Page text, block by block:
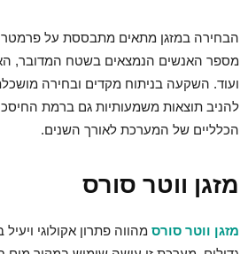
הבחירה במזגן מתאים מתבססת על
מספר האנשים הנמצאים בשטח המדובר,
ועוד. השקעה בניתוח מקדים ובחירה
להניב תוצאות משמעותיות גם ברמת
הכלליים של המערכת לאורך השנים.
מזגן ווטר סורס
מזגן ווטר סורס מהווה פתרון אקולוגי